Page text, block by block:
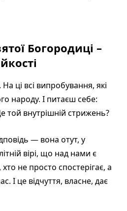
Богородиці –
ці всі випробування, які
народу. І питаєш себе:
той внутрішній стрижень?
— вона отут, у
вірі, що над нами є
не просто спостерігає, а
І це відчуття, власне, дає